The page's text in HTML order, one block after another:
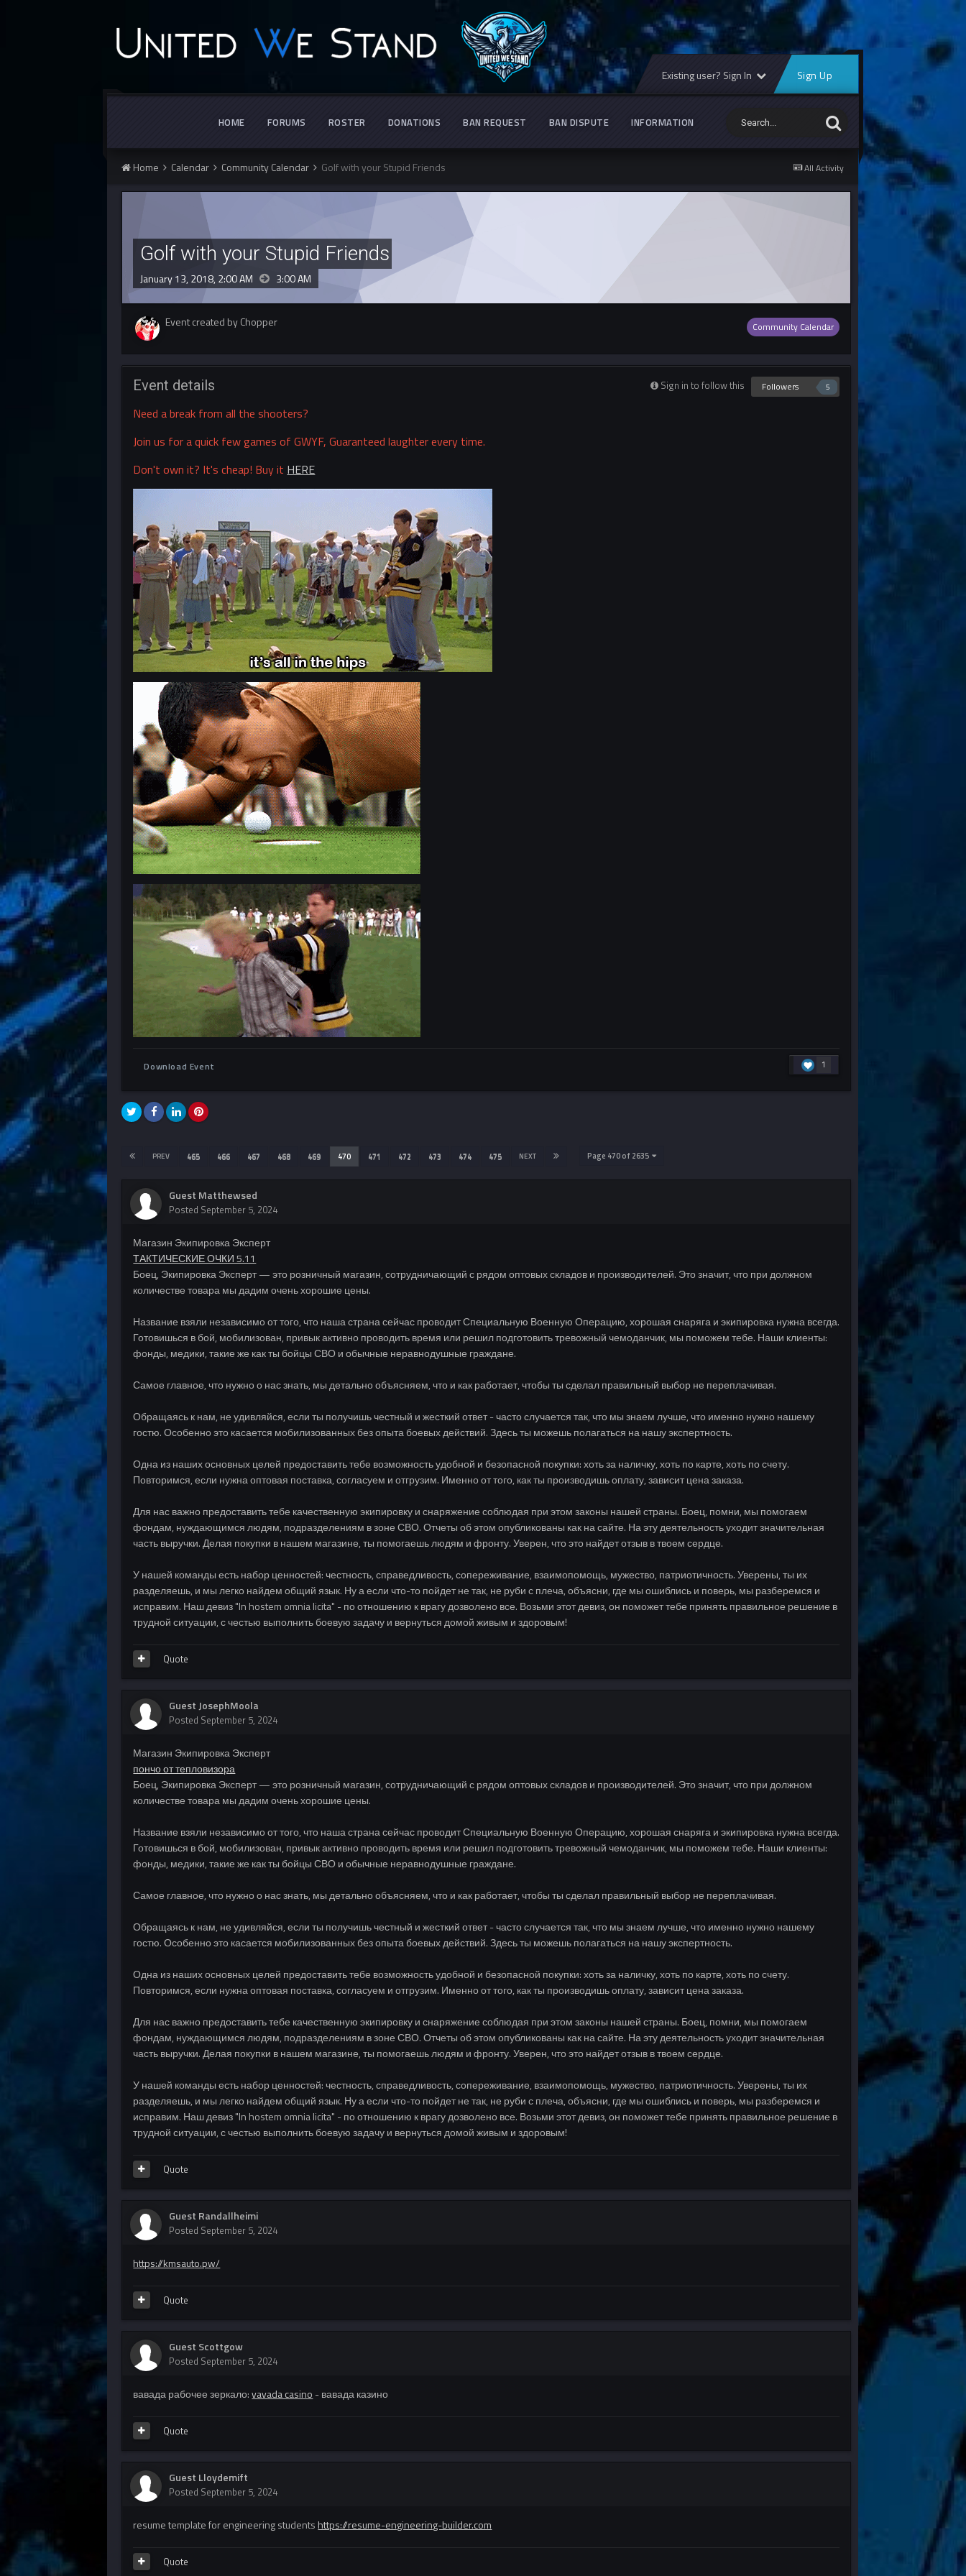
Existing user? Sign In Sign Up
HOME FORUMS ROSTER DONATIONS BAN REQUEST BAN DISPUTE INFORMATION
All Activity
Home Calendar Community Calendar Golf with your Stupid Friends
Golf with your Stupid Friends
January 13, 2018, 2:00 AM 3:00 AM
Community Calendar
Event created by Chopper
Sign in to follow this Followers 5
Event details
Need a break from all the shooters?
Join us for a quick few games of GWYF, Guaranteed laughter every time.
Don't own it? It's cheap! Buy it HERE
1
Download Event
PREV 465 466 467 468 469 470 471 472 473 474 475 NEXT Page 470 of 2635
Guest Matthewsed
Posted September 5, 2024
Магазин Экипировка Эксперт
ТАКТИЧЕСКИЕ ОЧКИ 5.11
Боец, Экипировка Эксперт — это розничный магазин, сотрудничающий с рядом оптовых складов и производителей. Это значит, что при должном
количестве товара мы дадим очень хорошие цены.
Название взяли независимо от того, что наша страна сейчас проводит Специальную Военную Операцию, хорошая снаряга и экипировка нужна всегда.
Готовишься в бой, мобилизован, привык активно проводить время или решил подготовить тревожный чемоданчик, мы поможем тебе. Наши клиенты:
фонды, медики, такие же как ты бойцы СВО и обычные неравнодушные граждане.
Самое главное, что нужно о нас знать, мы детально объясняем, что и как работает, чтобы ты сделал правильный выбор не переплачивая.
Обращаясь к нам, не удивляйся, если ты получишь честный и жесткий ответ - часто случается так, что мы знаем лучше, что именно нужно нашему
гостю. Особенно это касается мобилизованных без опыта боевых действий. Здесь ты можешь полагаться на нашу экспертность.
Одна из наших основных целей предоставить тебе возможность удобной и безопасной покупки: хоть за наличку, хоть по карте, хоть по счету.
Повторимся, если нужна оптовая поставка, согласуем и отгрузим. Именно от того, как ты производишь оплату, зависит цена заказа.
Для нас важно предоставить тебе качественную экипировку и снаряжение соблюдая при этом законы нашей страны. Боец, помни, мы помогаем
фондам, нуждающимся людям, подразделениям в зоне СВО. Отчеты об этом опубликованы как на сайте. На эту деятельность уходит значительная
часть выручки. Делая покупки в нашем магазине, ты помогаешь людям и фронту. Уверен, что это найдет отзыв в твоем сердце.
У нашей команды есть набор ценностей: честность, справедливость, сопереживание, взаимопомощь, мужество, патриотичность. Уверены, ты их
разделяешь, и мы легко найдем общий язык. Ну а если что-то пойдет не так, не руби с плеча, объясни, где мы ошиблись и поверь, мы разберемся и
исправим. Наш девиз "In hostem omnia licita" - по отношению к врагу дозволено все. Возьми этот девиз, он поможет тебе принять правильное решение в
трудной ситуации, с честью выполнить боевую задачу и вернуться домой живым и здоровым!
Quote
Guest JosephMoola
Posted September 5, 2024
Магазин Экипировка Эксперт
пончо от тепловизора
Боец, Экипировка Эксперт — это розничный магазин, сотрудничающий с рядом оптовых складов и производителей. Это значит, что при должном
количестве товара мы дадим очень хорошие цены.
Название взяли независимо от того, что наша страна сейчас проводит Специальную Военную Операцию, хорошая снаряга и экипировка нужна всегда.
Готовишься в бой, мобилизован, привык активно проводить время или решил подготовить тревожный чемоданчик, мы поможем тебе. Наши клиенты:
фонды, медики, такие же как ты бойцы СВО и обычные неравнодушные граждане.
Самое главное, что нужно о нас знать, мы детально объясняем, что и как работает, чтобы ты сделал правильный выбор не переплачивая.
Обращаясь к нам, не удивляйся, если ты получишь честный и жесткий ответ - часто случается так, что мы знаем лучше, что именно нужно нашему
гостю. Особенно это касается мобилизованных без опыта боевых действий. Здесь ты можешь полагаться на нашу экспертность.
Одна из наших основных целей предоставить тебе возможность удобной и безопасной покупки: хоть за наличку, хоть по карте, хоть по счету.
Повторимся, если нужна оптовая поставка, согласуем и отгрузим. Именно от того, как ты производишь оплату, зависит цена заказа.
Для нас важно предоставить тебе качественную экипировку и снаряжение соблюдая при этом законы нашей страны. Боец, помни, мы помогаем
фондам, нуждающимся людям, подразделениям в зоне СВО. Отчеты об этом опубликованы как на сайте. На эту деятельность уходит значительная
часть выручки. Делая покупки в нашем магазине, ты помогаешь людям и фронту. Уверен, что это найдет отзыв в твоем сердце.
У нашей команды есть набор ценностей: честность, справедливость, сопереживание, взаимопомощь, мужество, патриотичность. Уверены, ты их
разделяешь, и мы легко найдем общий язык. Ну а если что-то пойдет не так, не руби с плеча, объясни, где мы ошиблись и поверь, мы разберемся и
исправим. Наш девиз "In hostem omnia licita" - по отношению к врагу дозволено все. Возьми этот девиз, он поможет тебе принять правильное решение в
трудной ситуации, с честью выполнить боевую задачу и вернуться домой живым и здоровым!
Quote
Guest Randallheimi
Posted September 5, 2024
https://kmsauto.pw/
Quote
Guest Scottgow
Posted September 5, 2024
вавада рабочее зеркало:vavada casino - вавада казино
Quote
Guest Lloydemift
Posted September 5, 2024
resume template for engineering students https://resume-engineering-builder.com
Quote